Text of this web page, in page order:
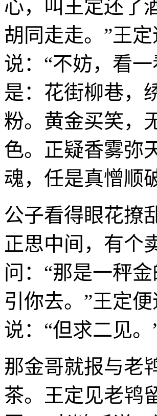
心，叫王定还了
胡同走走。”王
说：“不妨，看
是：花街柳巷，
粉。黄金买笑，
色。正疑香雾弥
魂，任是真憎顺
公子看得眼花撩
正思中间，有个
问：“那是一秤
引你去。”王定
说：“但求二见。
那金哥就报与老
茶。王定见老鸨